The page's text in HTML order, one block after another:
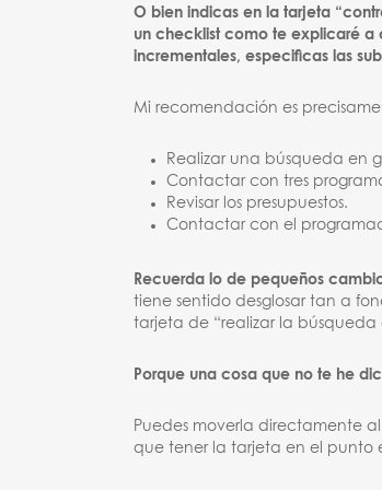
O bien indicas en la tarjeta
un checklist como te explicaré
incrementales, especificas las
Mi recomendación es
Realizar una búsqueda en
Contactar con tres
Revisar los presupuestos.
Contactar con el
Recuerda lo de pequeños
tiene sentido desglosar tan a
tarjeta de “realizar la búsqueda
Porque una cosa que no te he
Puedes moverla directamente
que tener la tarjeta en el punto